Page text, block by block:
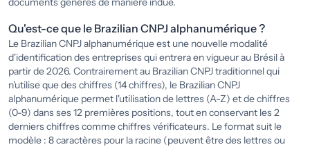
Qu'est-ce que le Brazilian CNPJ alphanumérique ?
Le Brazilian CNPJ alphanumérique est une nouvelle modalité
d'identification des entreprises qui entrera en vigueur au Brésil à
partir de 2026. Contrairement au Brazilian CNPJ traditionnel qui
n'utilise que des chiffres (14 chiffres), le Brazilian CNPJ
alphanumérique permet l'utilisation de lettres (A-Z) et de chiffres
(0-9) dans ses 12 premières positions, tout en conservant les 2
derniers chiffres comme chiffres vérificateurs. Le format suit le
modèle : 8 caractères pour la racine (peuvent être des lettres ou